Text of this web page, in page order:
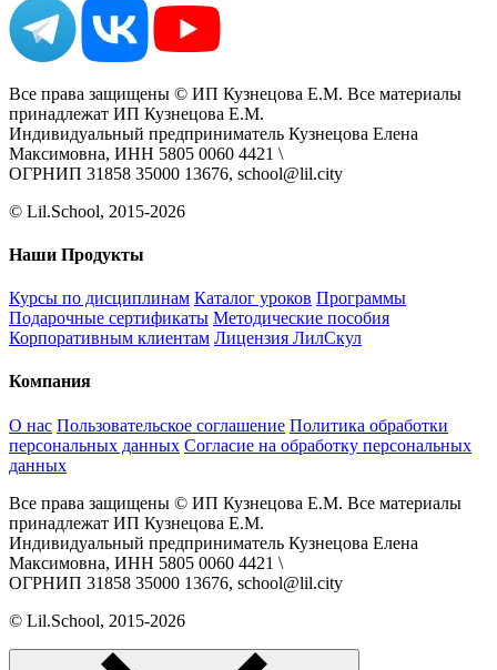
Все права защищены © ИП Кузнецова Е.М. Все материалы
принадлежат ИП Кузнецова Е.М.
Индивидуальный предприниматель Кузнецова Елена
Максимовна, ИНН 5805 0060 4421 \
ОГРНИП 31858 35000 13676, school@lil.city
© Lil.School, 2015‐2026
Наши Продукты
Курсы по дисциплинам Каталог уроков Программы
Подарочные сертификаты Методические пособия
Корпоративным клиентам Лицензия ЛилСкул
Компания
О нас Пользовательское соглашение Политика обработки
персональных данных Согласие на обработку персональных
данных
Все права защищены © ИП Кузнецова Е.М. Все материалы
принадлежат ИП Кузнецова Е.М.
Индивидуальный предприниматель Кузнецова Елена
Максимовна, ИНН 5805 0060 4421 \
ОГРНИП 31858 35000 13676, school@lil.city
© Lil.School, 2015‐2026